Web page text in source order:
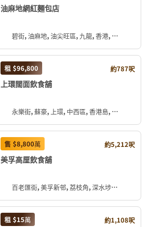
油麻地網紅麵包店
碧街, 油麻地, 油尖旺區, 九龍, 香港, 中国
租 $96,800 約787呎
上環闊面飲食舖
永樂街, 蘇豪, 上環, 中西區, 香港島, 香港, 中国
售 $8,800萬 約5,212呎
美孚高厘飲食舖
百老匯街, 美孚新邨, 荔枝角, 深水埗區, 九龍, 香港, 中国
租 $15萬 約1,108呎